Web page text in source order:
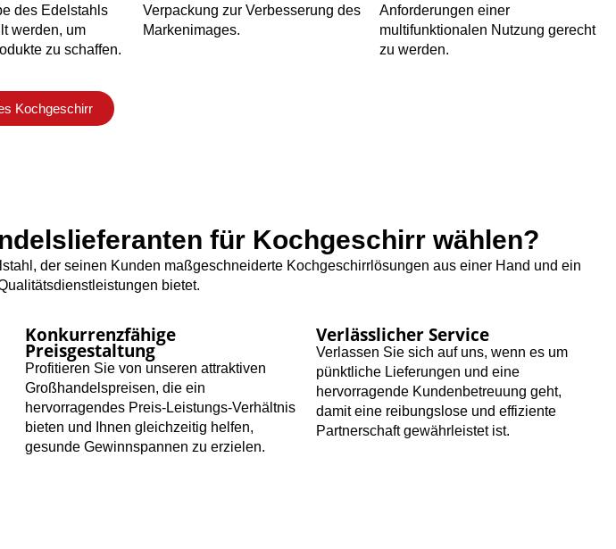
des Edelstahls
werden, um
zu schaffen.
Verpackung zur Verbesserung des
Markenimages.
Anforderungen einer
multifunktionalen Nutzung gerecht
zu werden.
Kochgeschirr
für Kochgeschirr wählen?
der seinen Kunden maßgeschneiderte Kochgeschirrlösungen aus einer Hand und ein
bietet.
Konkurrenzfähige
Preisgestaltung
Profitieren Sie von unseren attraktiven
Großhandelspreisen, die ein
hervorragendes Preis-Leistungs-Verhältnis
bieten und Ihnen gleichzeitig helfen,
gesunde Gewinnspannen zu erzielen.
Verlässlicher Service
Verlassen Sie sich auf uns, wenn es um
pünktliche Lieferungen und eine
hervorragende Kundenbetreuung geht,
damit eine reibungslose und effiziente
Partnerschaft gewährleistet ist.